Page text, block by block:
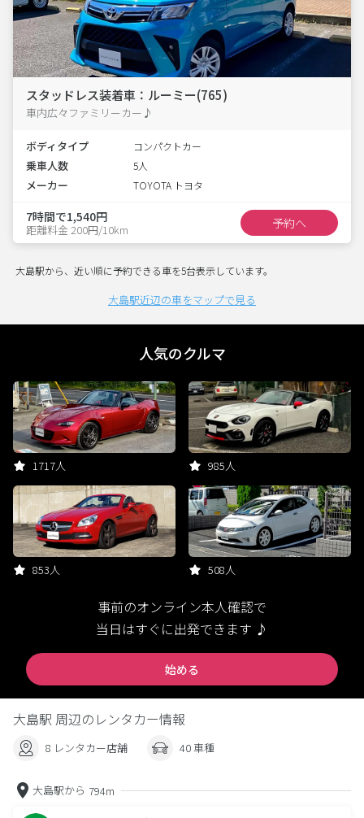
スタッドレス装着車：ルーミー(765)
車内広々ファミリーカー♪
ボディタイプ コンパクトカー
乗車人数 5人
メーカー TOYOTA トヨタ
7時間で1,540円
距離料金 200円/10km 予約へ
大島駅から、近い順に予約できる車を5台表示しています。
大島駅近辺の車をマップで見る
人気のクルマ
1717人 985人
853人 508人
事前のオンライン本人確認で
当日はすぐに出発できます ♪
始める
大島駅 周辺のレンタカー情報
8 レンタカー店舗 40 車種
大島駅から 794m